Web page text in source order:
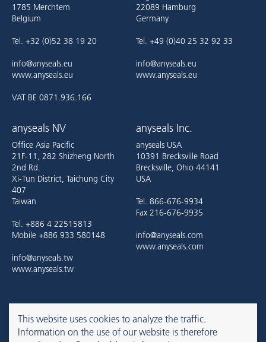
This website uses cookies to analyze the traffic.
Information on the use of our website is therefore
1785 Merchtem
Belgium
Tel. +32 (0)52 38 19 20
info@anyseals.eu
www.anyseals.eu
VAT BE 0871.936.166
22089 Hamburg
Germany
Tel. +49 (0)40 25 32 92 33
info@anyseals.eu
www.anyseals.eu
anyseals NV
Office Asia Pacific
21F-11, 282 Shizheng North
2nd Rd.
Xi-Tun District, Taichung City
407
Taiwan
Tel. +886 4 22515813
Mobile +886 933 580148
info@anyseals.tw
www.anyseals.tw
anyseals Inc.
anyseals USA
10391 Brecksville Road
Brecksville, Ohio 44141
USA
Tel. 866-676-9934
Fax 216-676-9935
info@anyseals.com
www.anyseals.com
refer to theAngst+Pfister website.